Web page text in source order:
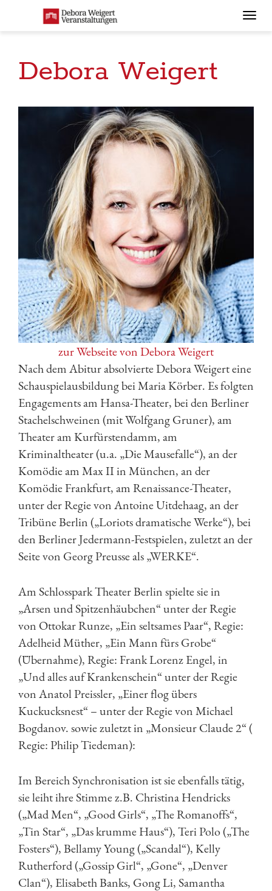
Debora Weigert
zur Webseite von Debora Weigert
Nach dem Abitur absolvierte Debora Weigert eine
Schauspielausbildung bei Maria Körber. Es folgten
Engagements am Hansa-Theater, bei den Berliner
Stachelschweinen (mit Wolfgang Gruner), am
Theater am Kurfürstendamm, am
Kriminaltheater (u.a. „Die Mausefalle“), an der
Komödie am Max II in München, an der
Komödie Frankfurt, am Renaissance-Theater,
unter der Regie von Antoine Uitdehaag, an der
Tribüne Berlin („Loriots dramatische Werke“), bei
den Berliner Jedermann-Festspielen, zuletzt an der
Seite von Georg Preusse als „WERKE“.
Am Schlosspark Theater Berlin spielte sie in
„Arsen und Spitzenhäubchen“ unter der Regie
von Ottokar Runze, „Ein seltsames Paar“, Regie:
Adelheid Müther, „Ein Mann fürs Grobe“
(Übernahme), Regie: Frank Lorenz Engel, in
„Und alles auf Krankenschein“ unter der Regie
von Anatol Preissler, „Einer flog übers
Kuckucksnest“ – unter der Regie von Michael
Bogdanov. sowie zuletzt in „Monsieur Claude 2“ (
Regie: Philip Tiedeman):
Im Bereich Synchronisation ist sie ebenfalls tätig,
sie leiht ihre Stimme z.B. Christina Hendricks
(„Mad Men“, „Good Girls“, „The Romanoffs“,
„Tin Star“, „Das krumme Haus“), Teri Polo („The
Fosters“), Bellamy Young („Scandal“), Kelly
Rutherford („Gossip Girl“, „Gone“, „Denver
Clan“), Elisabeth Banks, Gong Li, Samantha